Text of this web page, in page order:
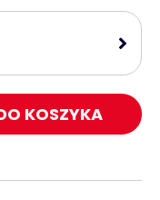
KOSZYKA